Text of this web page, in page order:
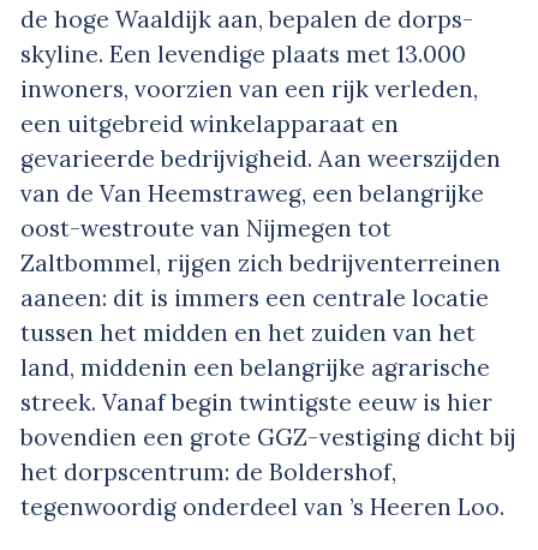
de hoge Waaldijk aan, bepalen de dorps-
skyline. Een levendige plaats met 13.000
inwoners, voorzien van een rijk verleden,
een uitgebreid winkelapparaat en
gevarieerde bedrijvigheid. Aan weerszijden
van de Van Heemstraweg, een belangrijke
oost-westroute van Nijmegen tot
Zaltbommel, rijgen zich bedrijventerreinen
aaneen: dit is immers een centrale locatie
tussen het midden en het zuiden van het
land, middenin een belangrijke agrarische
streek. Vanaf begin twintigste eeuw is hier
bovendien een grote GGZ-vestiging dicht bij
het dorpscentrum: de Boldershof,
tegenwoordig onderdeel van ’s Heeren Loo.